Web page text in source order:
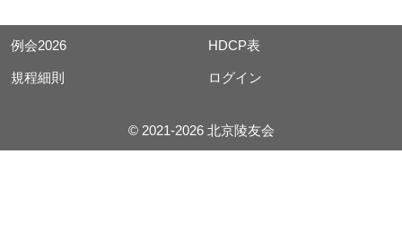
例会2026 HDCP表
規程細則 ログイン
© 2021-2026 北京陵友会